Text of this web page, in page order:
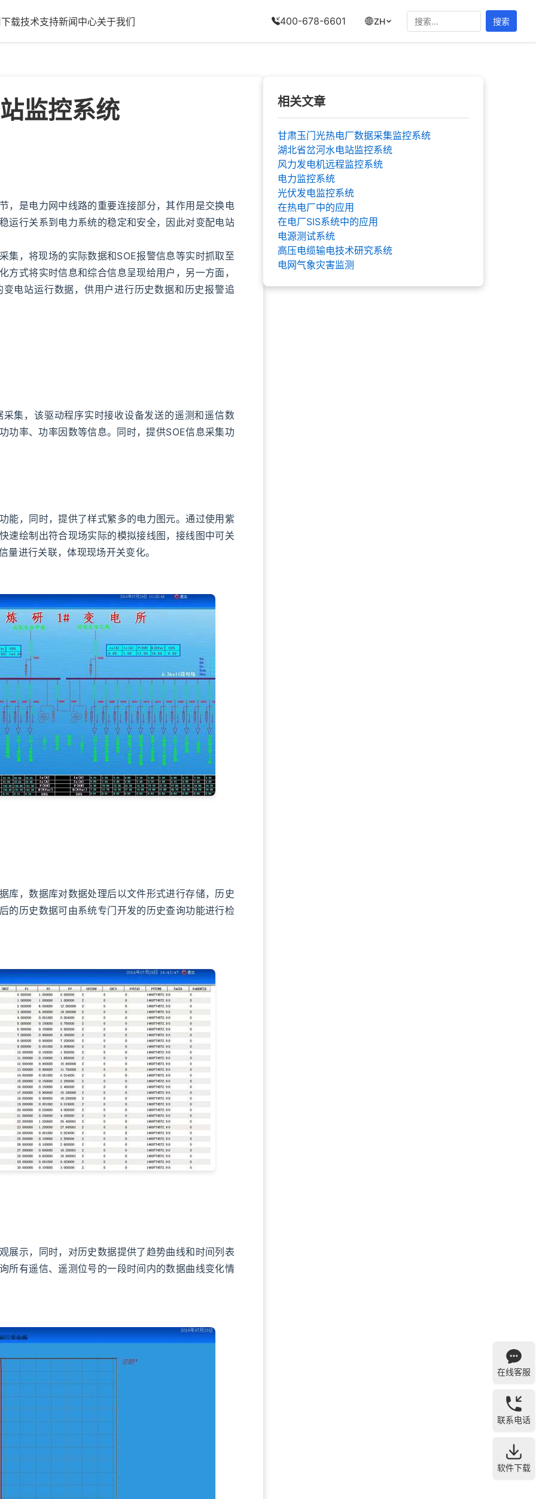
下载技术支持新闻中心关于我们 400-678-6601 ZH
索：
监控系统
是电力网中线路的重要连接部分，其作用是交换电
运行关系到电力系统的稳定和安全，因此对变配电站
，将现场的实际数据和SOE报警信息等实时抓取至
式将实时信息和综合信息呈现给用户，另一方面，
电站运行数据，供用户进行历史数据和历史报警追
，该驱动程序实时接收设备发送的遥测和遥信数
功率、功率因数等信息。同时，提供SOE信息采集功
，同时，提供了样式繁多的电力图元。通过使用紫
速绘制出符合现场实际的模拟接线图，接线图中可关
进行关联，体现现场开关变化。
，数据库对数据处理后以文件形式进行存储，历史
的历史数据可由系统专门开发的历史查询功能进行检
示，同时，对历史数据提供了趋势曲线和时间列表
所有遥信、遥测位号的一段时间内的数据曲线变化情
相关文章
甘肃玉门光热电厂数据采集监控系统
湖北省岔河水电站监控系统
风力发电机远程监控系统
电力监控系统
光伏发电监控系统
在热电厂中的应用
在电厂SIS系统中的应用
电源测试系统
高压电缆输电技术研究系统
电网气象灾害监测
在线客服
联系电话
软件下载